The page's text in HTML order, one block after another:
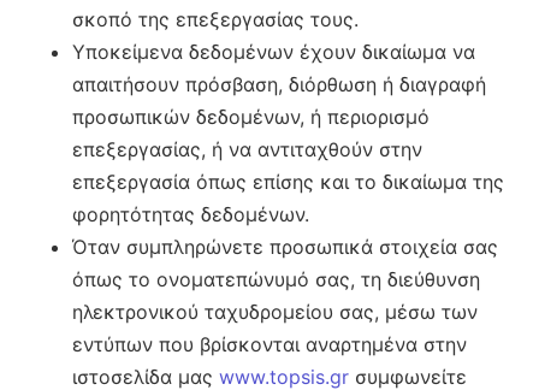
σκοπό της επεξεργασίας τους.
Υποκείμενα δεδομένων έχουν δικαίωμα να
απαιτήσουν πρόσβαση, διόρθωση ή διαγραφή
προσωπικών δεδομένων, ή περιορισμό
επεξεργασίας, ή να αντιταχθούν στην
επεξεργασία όπως επίσης και το δικαίωμα της
φορητότητας δεδομένων.
Όταν συμπληρώνετε προσωπικά στοιχεία σας
όπως το ονοματεπώνυμό σας, τη διεύθυνση
ηλεκτρονικού ταχυδρομείου σας, μέσω των
εντύπων που βρίσκονται αναρτημένα στην
ιστοσελίδα μας www.topsis.gr συμφωνείτε